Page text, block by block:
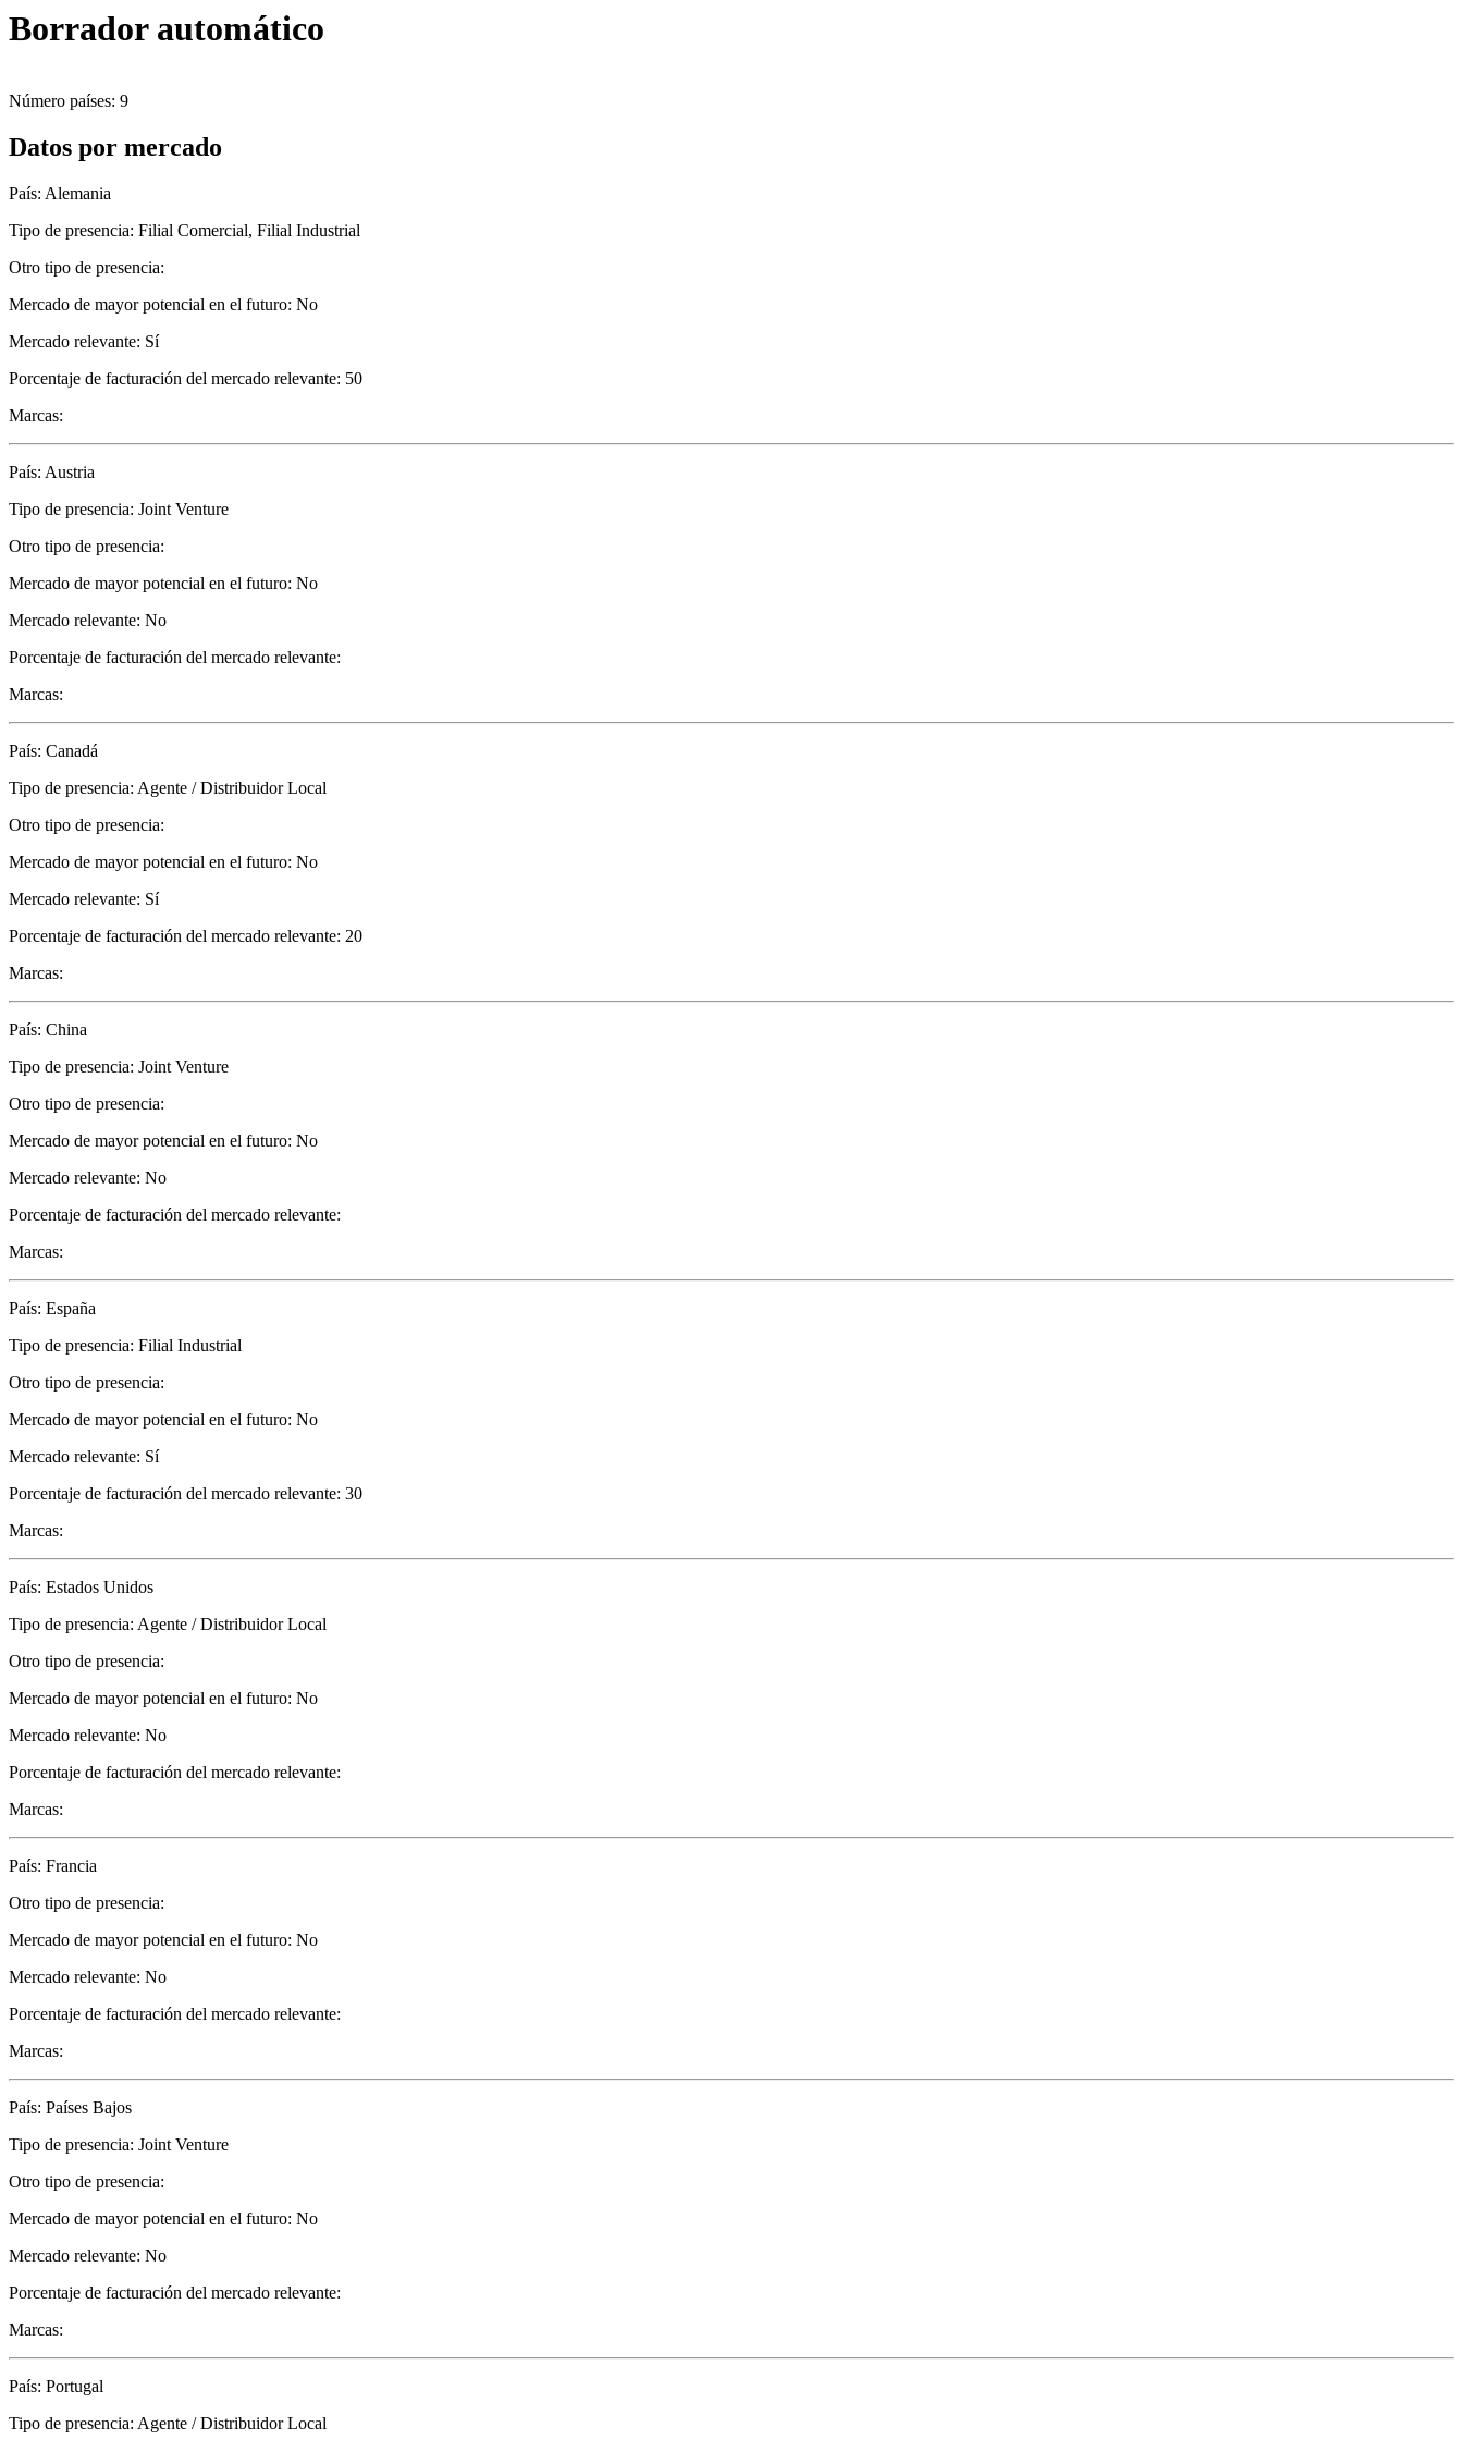
Borrador automático
Número países: 9
Datos por mercado
País: Alemania
Tipo de presencia: Filial Comercial, Filial Industrial
Otro tipo de presencia:
Mercado de mayor potencial en el futuro: No
Mercado relevante: Sí
Porcentaje de facturación del mercado relevante: 50
Marcas:
País: Austria
Tipo de presencia: Joint Venture
Otro tipo de presencia:
Mercado de mayor potencial en el futuro: No
Mercado relevante: No
Porcentaje de facturación del mercado relevante:
Marcas:
País: Canadá
Tipo de presencia: Agente / Distribuidor Local
Otro tipo de presencia:
Mercado de mayor potencial en el futuro: No
Mercado relevante: Sí
Porcentaje de facturación del mercado relevante: 20
Marcas:
País: China
Tipo de presencia: Joint Venture
Otro tipo de presencia:
Mercado de mayor potencial en el futuro: No
Mercado relevante: No
Porcentaje de facturación del mercado relevante:
Marcas:
País: España
Tipo de presencia: Filial Industrial
Otro tipo de presencia:
Mercado de mayor potencial en el futuro: No
Mercado relevante: Sí
Porcentaje de facturación del mercado relevante: 30
Marcas:
País: Estados Unidos
Tipo de presencia: Agente / Distribuidor Local
Otro tipo de presencia:
Mercado de mayor potencial en el futuro: No
Mercado relevante: No
Porcentaje de facturación del mercado relevante:
Marcas:
País: Francia
Otro tipo de presencia:
Mercado de mayor potencial en el futuro: No
Mercado relevante: No
Porcentaje de facturación del mercado relevante:
Marcas:
País: Países Bajos
Tipo de presencia: Joint Venture
Otro tipo de presencia:
Mercado de mayor potencial en el futuro: No
Mercado relevante: No
Porcentaje de facturación del mercado relevante:
Marcas:
País: Portugal
Tipo de presencia: Agente / Distribuidor Local